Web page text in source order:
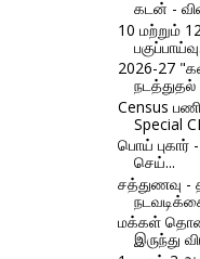
கடன் -
10 மற்றும்
2026-27
நடத்துதல்
Census
Special
பொய் புகார்
செய்...
சத்துணவு -
மக்கள்
இருந்து